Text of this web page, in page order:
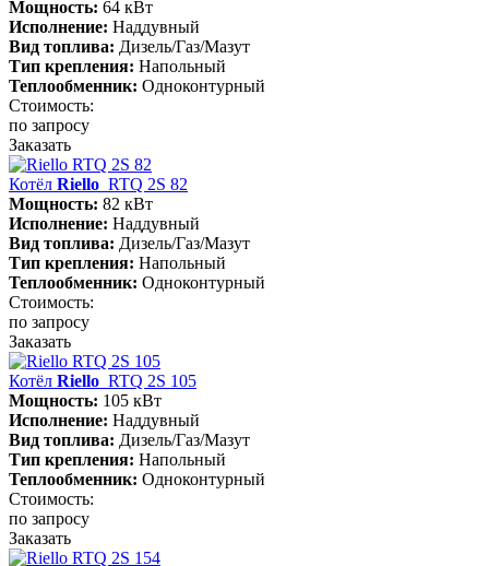
Мощность: 64 кВт
Исполнение: Наддувный
Вид топлива: Дизель/Газ/Мазут
Тип крепления: Напольный
Теплообменник: Одноконтурный
Стоимость:
по запросу
Заказать
Котёл Riello RTQ 2S 82
Мощность: 82 кВт
Исполнение: Наддувный
Вид топлива: Дизель/Газ/Мазут
Тип крепления: Напольный
Теплообменник: Одноконтурный
Стоимость:
по запросу
Заказать
Котёл Riello RTQ 2S 105
Мощность: 105 кВт
Исполнение: Наддувный
Вид топлива: Дизель/Газ/Мазут
Тип крепления: Напольный
Теплообменник: Одноконтурный
Стоимость:
по запросу
Заказать